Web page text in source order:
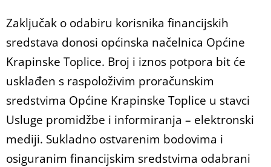
Zaključak o odabiru korisnika financijskih
sredstava donosi općinska načelnica Općine
Krapinske Toplice. Broj i iznos potpora bit će
usklađen s raspoloživim proračunskim
sredstvima Općine Krapinske Toplice u stavci
Usluge promidžbe i informiranja – elektronski
mediji. Sukladno ostvarenim bodovima i
osiguranim financijskim sredstvima odabrani